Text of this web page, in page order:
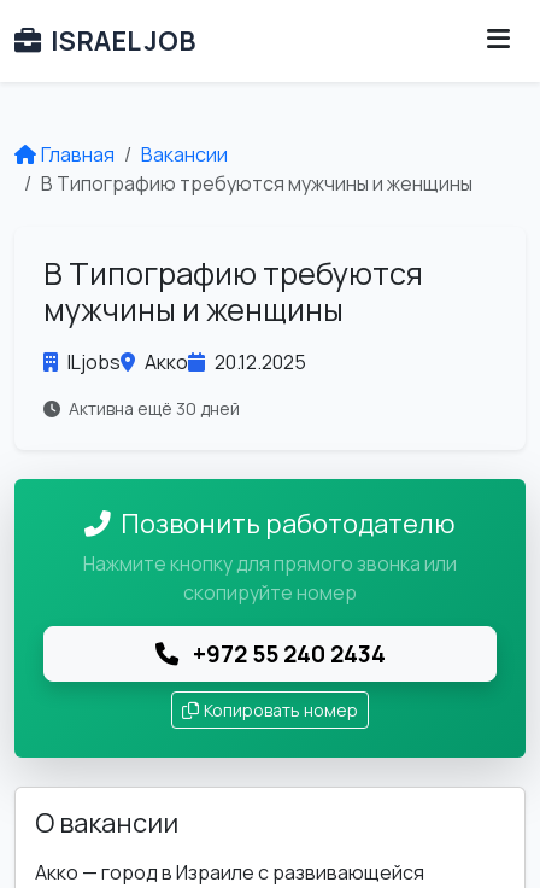
ISRAEL JOB
Главная
Вакансии
В Типографию требуются мужчины и женщины
В Типографию требуются
мужчины и женщины
ILjobs Акко 20.12.2025
Активна ещё 30 дней
Позвонить работодателю
Нажмите кнопку для прямого звонка или
скопируйте номер
+972 55 240 2434
Копировать номер
О вакансии
Акко — город в Израиле с развивающейся